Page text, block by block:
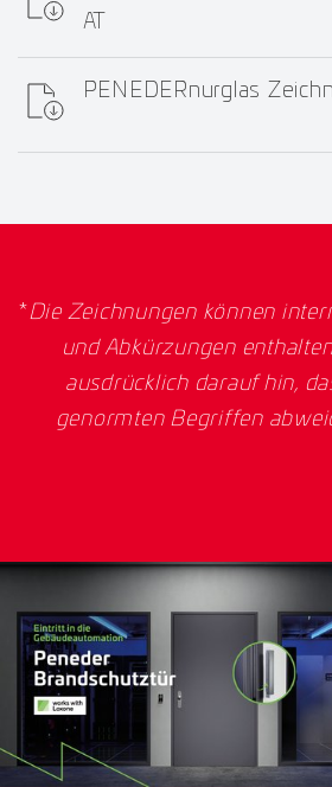
AT
PENEDERnurglas
*Die Zeichnungen können
und Abkürzungen
ausdrücklich darauf hin,
genormten Begriffen